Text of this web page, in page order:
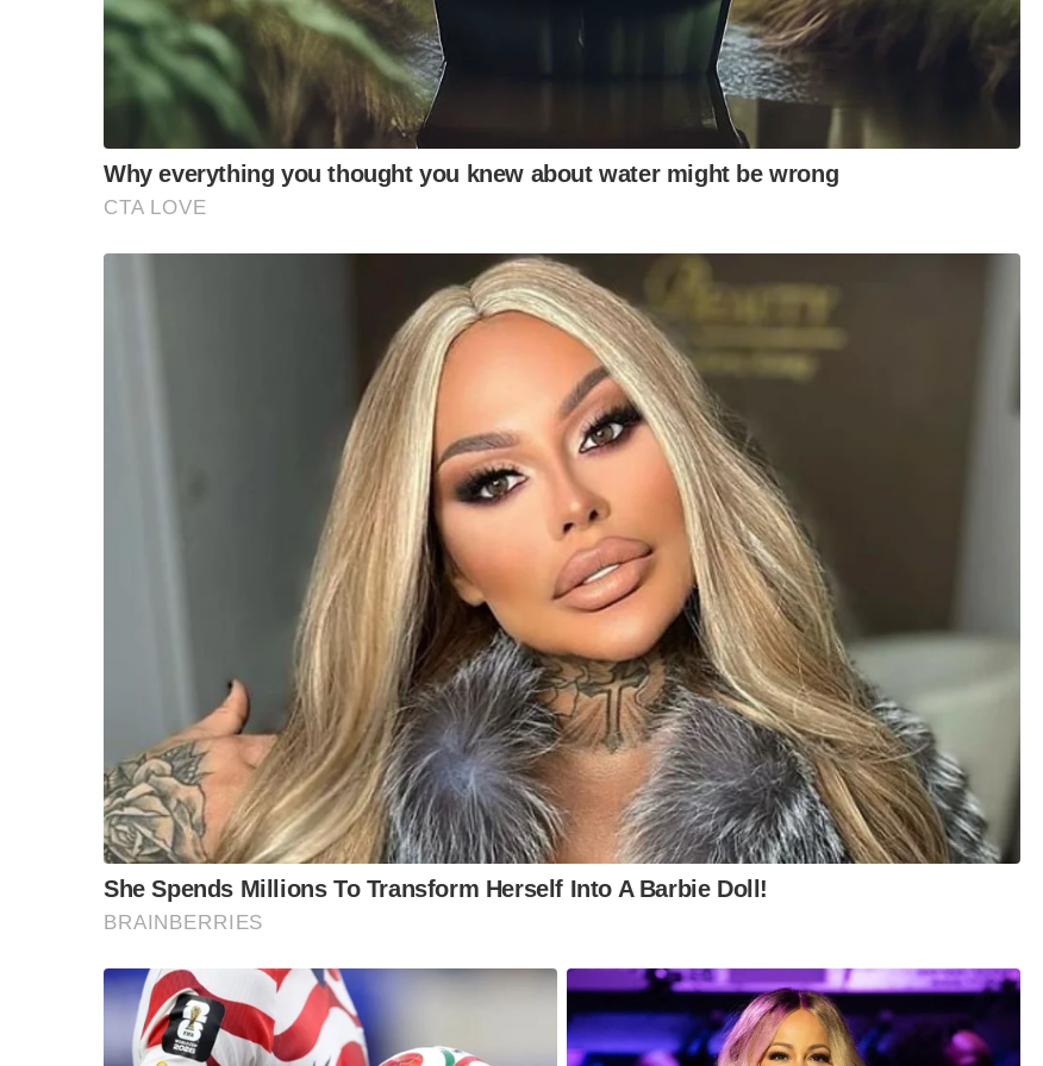
“วันวิชิต” ชี้ระบบเลือก สว. เปิดช่อง
ล็อบบี้ทุกกลุ่ม ส่วนปมฮั้วต้องมีหลัก
ฐานเส้นเงิน ล็อกโหวต กำหนดผล ชี้
ข้อสันนิษฐาน สร้างกระแส แต่ไร้
Impact ทางกฎหมาย
นักวิชาการชี้ “ส้มเปิดดีลคุยแดง-
เขียว” กระทบความชอบธรรมพรรค
ประชาชน หากร่วมรัฐบาลสวนทาง
คำขวัญ “มีเรา ไม่มีเทา”